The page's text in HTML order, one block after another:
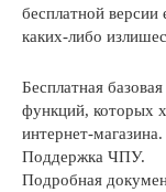
бесплатной версии
каких-либо
Бесплатная
функций, которых
интернет-магазина.
Поддержка ЧПУ.
Подробная